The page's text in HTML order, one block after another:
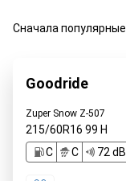
Сначала популярные
Goodride
Zuper Snow Z-507
215/60R16 99 H
C
C 72 dB